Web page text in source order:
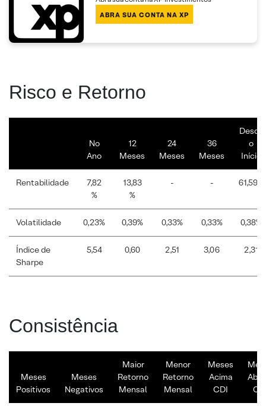
ABRA SUA CONTA NA XP
Risco e Retorno
No
Ano
12
Meses
24
Meses
36
Meses
Desde
o
Início
Rentabilidade
7,82
%
13,83
%
- - 61,59%
Volatilidade 0,23% 0,39% 0,33% 0,33% 0,38%
Índice de
Sharpe
5,54 0,60 2,51 3,06 2,31
Consistência
Meses
Positivos
Meses
Negativos
Maior
Retorno
Mensal
Menor
Retorno
Mensal
Meses
Acima
CDI